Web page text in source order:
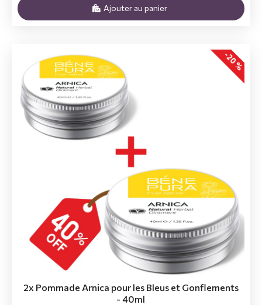
Ajouter au panier
-20 %
2x Pommade Arnica pour les Bleus et Gonflements
- 40ml